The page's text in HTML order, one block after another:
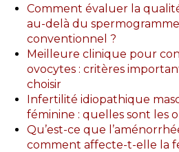
Comment évaluer la
au-delà du spermogramme
conventionnel ?
Meilleure clinique pour
ovocytes : critères
choisir
Infertilité idiopathique
féminine : quelles sont les
Qu’est-ce que
comment affecte-t-elle la